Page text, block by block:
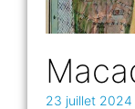
23 juillet 2024